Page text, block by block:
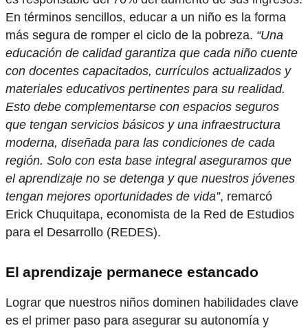
En términos sencillos, educar a un niño es la forma
más segura de romper el ciclo de la pobreza. “Una
educación de calidad garantiza que cada niño cuente
con docentes capacitados, currículos actualizados y
materiales educativos pertinentes para su realidad.
Esto debe complementarse con espacios seguros
que tengan servicios básicos y una infraestructura
moderna, diseñada para las condiciones de cada
región. Solo con esta base integral aseguramos que
el aprendizaje no se detenga y que nuestros jóvenes
tengan mejores oportunidades de vida”, remarcó
Erick Chuquitapa, economista de la Red de Estudios
para el Desarrollo (REDES).
El aprendizaje permanece estancado
Lograr que nuestros niños dominen habilidades clave
es el primer paso para asegurar su autonomía y